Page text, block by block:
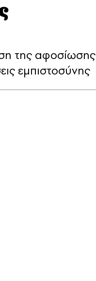
της αφοσίωσης
εμπιστοσύνης